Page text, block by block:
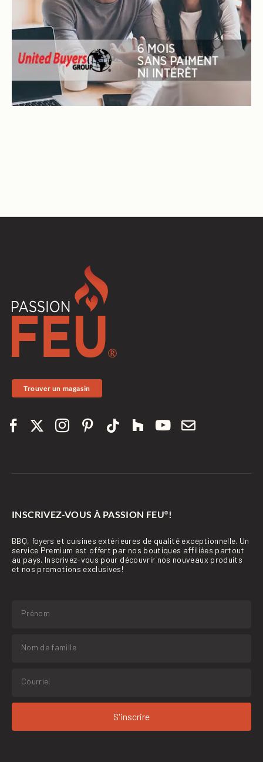
Trouver un magasin
INSCRIVEZ-VOUS À PASSION FEU® !
BBQ, foyers et cuisines extérieures de qualité exceptionnelle. Un
service Premium est offert par nos boutiques affiliées partout
au pays. Inscrivez-vous pour découvrir nos nouveaux produits
et nos promotions exclusives!
S'inscrire